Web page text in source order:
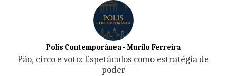
Polis Contemporânea - Murilo Ferreira
Pão, circo e voto: Espetáculos como estratégia de
poder